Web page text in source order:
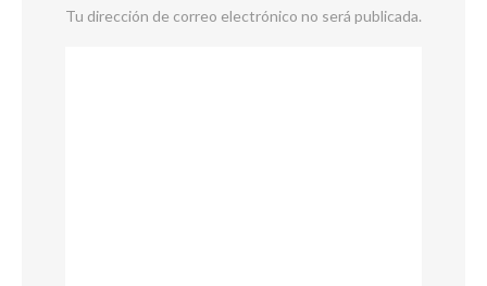
Tu dirección de correo electrónico no será publicada.